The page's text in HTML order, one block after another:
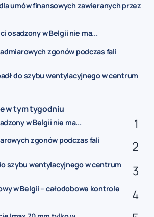
umów finansowych zawieranych przez
osadzony w Belgii nie ma...
zgonów podczas fali
do szybu wentylacyjnego w centrum
w tym tygodniu
w Belgii nie ma...
zgonów podczas fali
szybu wentylacyjnego w centrum
w Belgii – całodobowe kontrole